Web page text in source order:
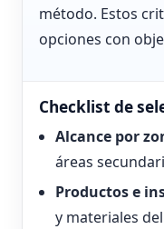
método. Estos
opciones con
Checklist de
Alcance por
áreas
Productos e
y materiales